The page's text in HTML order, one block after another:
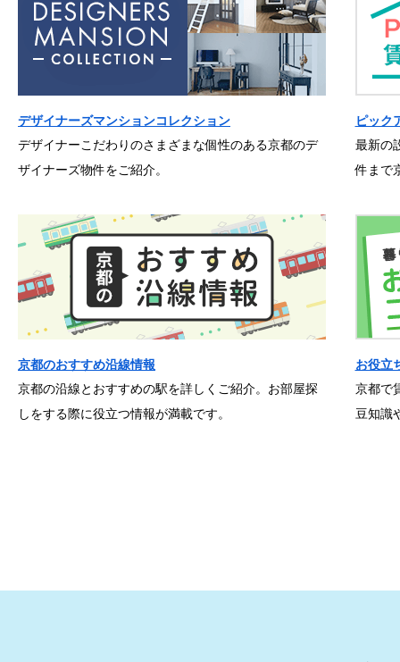
デザイナーズマンションコレクション
デザイナーこだわりのさまざまな個性のある京都のデ
ザイナーズ物件をご紹介。
ピック
最新の
件まで
京都のおすすめ沿線情報
京都の沿線とおすすめの駅を詳しくご紹介。お部屋探
しをする際に役立つ情報が満載です。
お役立
京都で
豆知識